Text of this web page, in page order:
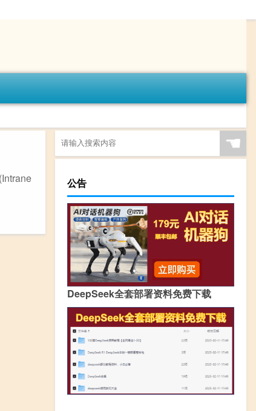
☚
公告
DeepSeek全套部署资料免费下载